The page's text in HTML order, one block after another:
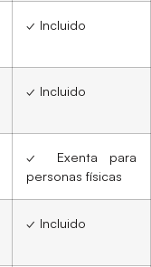
✓ Incluido
✓ Incluido
✓ Exenta para
personas físicas
✓ Incluido